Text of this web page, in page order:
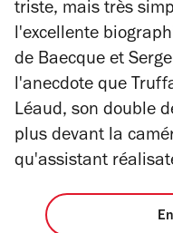
triste, mais très
l'excellente
de Baecque et
l'anecdote que
Léaud, son double
plus devant la
qu'assistant